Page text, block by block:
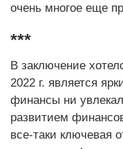
очень многое еще
***
В заключение
2022 г. является
финансы ни
развитием
все-таки ключевая